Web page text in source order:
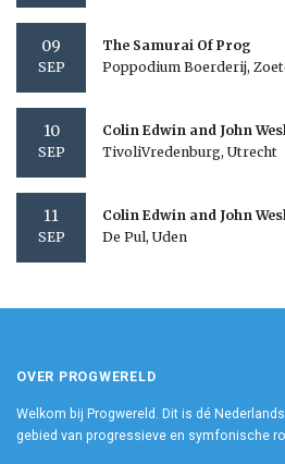
09
SEP
The Samurai Of Prog
Poppodium Boerderij,
10
SEP
Colin Edwin and John
TivoliVredenburg, Utrecht
11
SEP
Colin Edwin and John
De Pul, Uden
OVER PROGWERELD
Welkom bij Progwereld. Dit is dé
gebied van progressieve en symfonische